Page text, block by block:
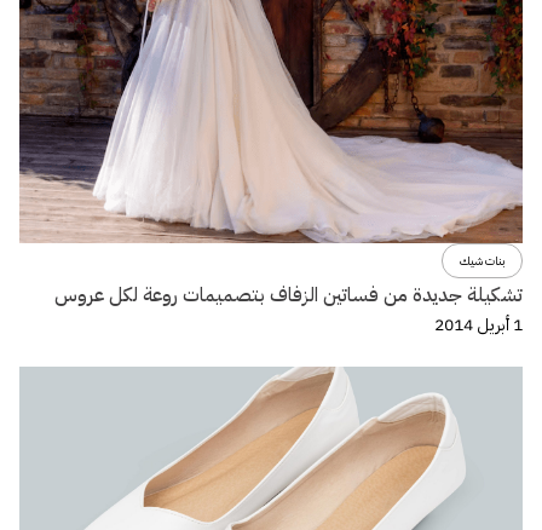
بنات شيك
تشكيلة جديدة من فساتين الزفاف بتصميمات روعة لكل عروس
1 أبريل 2014